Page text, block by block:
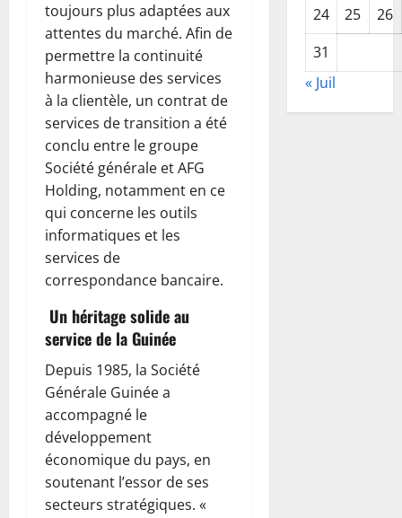
toujours plus adaptées aux
attentes du marché. Afin de
permettre la continuité
harmonieuse des services
à la clientèle, un contrat de
services de transition a été
conclu entre le groupe
Société générale et AFG
Holding, notamment en ce
qui concerne les outils
informatiques et les
services de
correspondance bancaire.
Un héritage solide au
service de la Guinée
Depuis 1985, la Société
Générale Guinée a
accompagné le
développement
économique du pays, en
soutenant l’essor de ses
secteurs stratégiques. «
24
25
26
31
« Juil